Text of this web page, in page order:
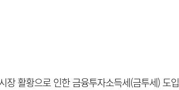
활황으로 인한 금융투자소득세(금투세) 도입